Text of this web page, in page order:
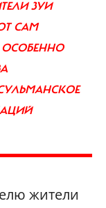
ЗУИ
САМ
ОСОБЕННО
жители